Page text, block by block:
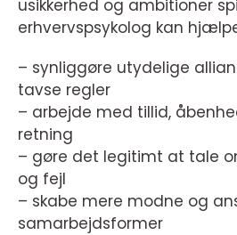
usikkerhed og ambitioner
erhvervspsykolog kan
– synliggøre utydelige
tavse regler
– arbejde med tillid,
retning
– gøre det legitimt at tale
og fejl
– skabe mere modne og
samarbejdsformer